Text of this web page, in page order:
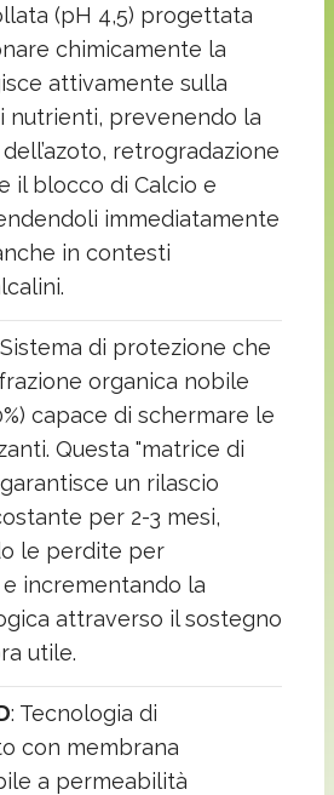
(pH 4,5) progettata
chimicamente la
attivamente sulla
nutrienti, prevenendo la
retrogradazione
il blocco di Calcio e
immediatamente
in contesti
di protezione che
organica nobile
capace di schermare le
Questa "matrice di
un rilascio
per 2-3 mesi,
le perdite per
e incrementando la
attraverso il sostegno
utile.
: Tecnologia di
con membrana
a permeabilità